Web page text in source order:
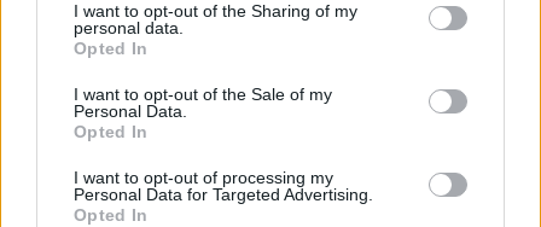
I want to opt-out of the Sharing of my
personal data.
Opted In
I want to opt-out of the Sale of my
Personal Data.
Opted In
I want to opt-out of processing my
Personal Data for Targeted Advertising.
Opted In
vesz a vállalati projektekben és ezáltal megismeri a
vállalat által alkalmazott technológiákat és a
gyakorlati tudását az elméleti tudás
számonkérésében is kamatoztathatja. Ugyanakkor,
(ahogy azt az Innovatív Képzéstámogató Központ
oldalán is kiemelték)